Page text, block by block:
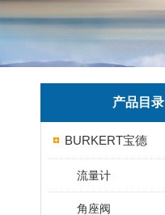
产品目录
BURKERT宝德
流量计
角座阀